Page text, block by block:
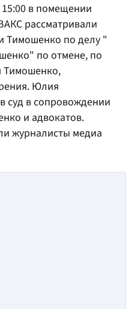
в помещении
рассматривали
по делу "
по отмене, по
Тимошенко,
Юлия
суд в сопровождении
и адвокатов.
журналисты медиа